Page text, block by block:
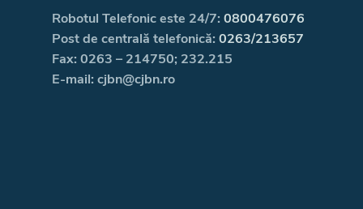
Robotul Telefonic este 24/7: 0800476076
Post de centrală telefonică: 0263/213657
Fax: 0263 – 214750; 232.215
E-mail: cjbn@cjbn.ro